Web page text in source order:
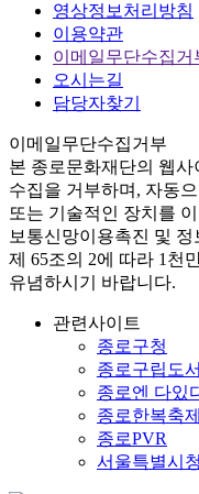
영상정보처리방침
이용약관
이메일무단수집거
오시는길
담당자찾기
이메일무단수집거부
본 종로문화재단의 웹사
수집을 거부하며, 자동
또는 기술적인 장치를
보통신망이용촉진 및
제 65조의 2에 따라 1천
유념하시기 바랍니다.
관련사이트
종로구청
종로구립도
종로엔 다있
종로한복축제
종로PVR
서울특별시청